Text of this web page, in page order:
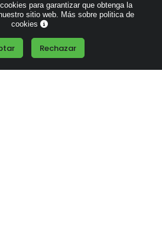
Soporte Móvil Tarjetero
para garantizar que obtenga la
sitio web. Más sobre politica de
cookies
Rechazar